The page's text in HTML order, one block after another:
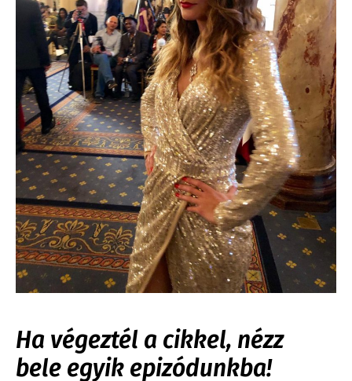
Ha végeztél a cikkel, nézz
bele egyik epizódunkba!